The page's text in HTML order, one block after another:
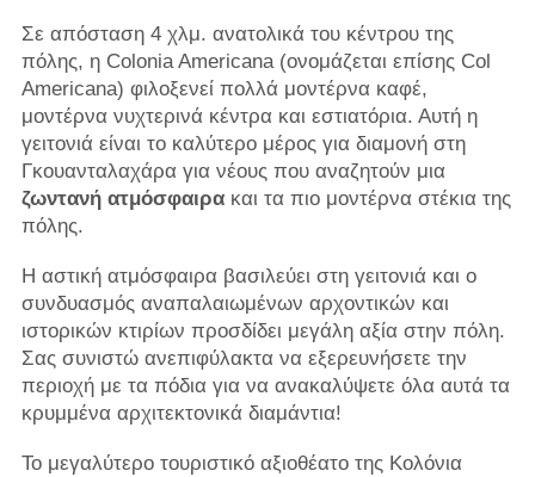
Σε απόσταση 4 χλμ. ανατολικά του κέντρου της
πόλης, η Colonia Americana (ονομάζεται επίσης Col
Americana) φιλοξενεί πολλά μοντέρνα καφέ,
μοντέρνα νυχτερινά κέντρα και εστιατόρια. Αυτή η
γειτονιά είναι το καλύτερο μέρος για διαμονή στη
Γκουανταλαχάρα για νέους που αναζητούν μια
ζωντανή ατμόσφαιρακαι τα πιο μοντέρνα στέκια της
πόλης.
Η αστική ατμόσφαιρα βασιλεύει στη γειτονιά και ο
συνδυασμός αναπαλαιωμένων αρχοντικών και
ιστορικών κτιρίων προσδίδει μεγάλη αξία στην πόλη.
Σας συνιστώ ανεπιφύλακτα να εξερευνήσετε την
περιοχή με τα πόδια για να ανακαλύψετε όλα αυτά τα
κρυμμένα αρχιτεκτονικά διαμάντια!
Το μεγαλύτερο τουριστικό αξιοθέατο της Κολόνια